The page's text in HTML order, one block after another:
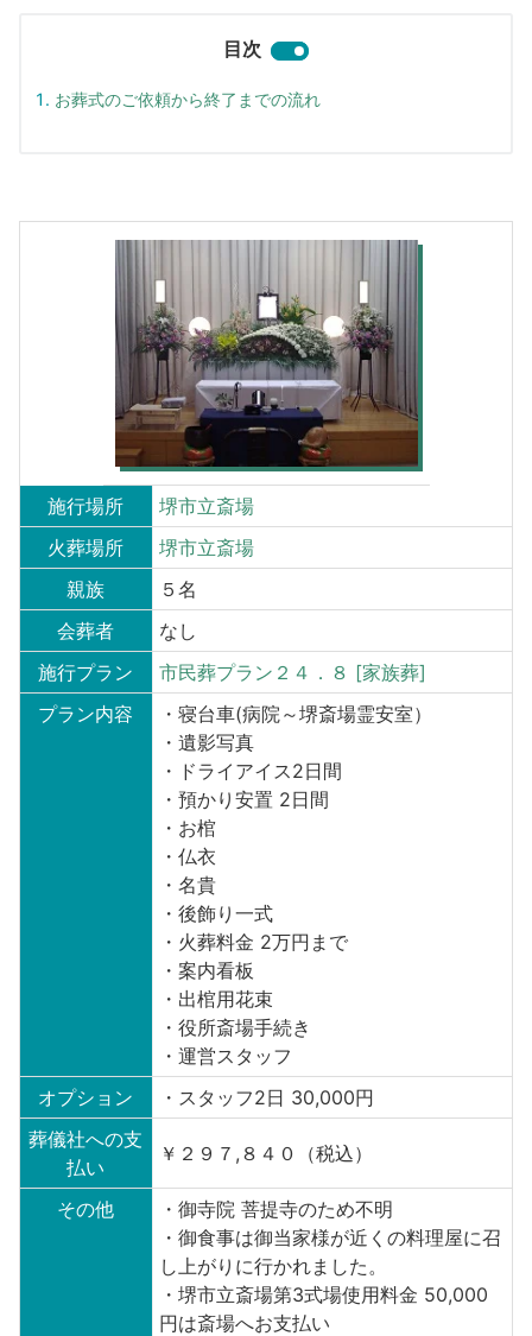
目次
お葬式のご依頼から終了までの流れ
施行場所
堺市立斎場
火葬場所
堺市立斎場
親族
５名
会葬者
なし
施行プラン
市民葬プラン２４．８ [家族葬]
プラン内容
・寝台車(病院～堺斎場霊安室）
・遺影写真
・ドライアイス2日間
・預かり安置 2日間
・お棺
・仏衣
・名貴
・後飾り一式
・火葬料金 2万円まで
・案内看板
・出棺用花束
・役所斎場手続き
・運営スタッフ
オプション
・スタッフ2日 30,000円
葬儀社への支
払い
￥２９７,８４０（税込）
その他
・御寺院 菩提寺のため不明
・御食事は御当家様が近くの料理屋に召
し上がりに行かれました。
・堺市立斎場第3式場使用料金 50,000
円は斎場へお支払い